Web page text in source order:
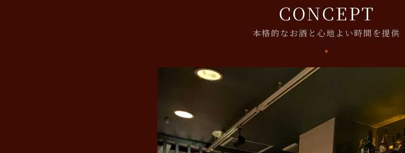
本格的なお酒と心地よい時間を提供
CONCEPT